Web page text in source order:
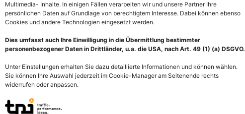
Multimedia- Inhalte. In einigen Fällen verarbeiten wir und unsere Partner Ihre
persönlichen Daten auf Grundlage von berechtigtem Interesse. Dabei können ebenso
Cookies und andere Technologien eingesetzt werden.
Dies umfasst auch Ihre Einwilligung in die Übermittlung bestimmter
personenbezogener Daten in Drittländer, u.a. die USA, nach Art. 49 (1) (a) DSGVO.
Unter Einstellungen erhalten Sie dazu detaillierte Informationen und können wählen.
Sie können Ihre Auswahl jederzeit im Cookie-Manager am Seitenende rechts
widerrufen oder anpassen.